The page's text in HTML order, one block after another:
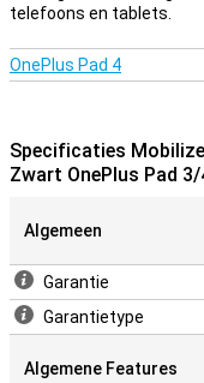
telefoons en tablets.
OnePlus Pad 4
Specificaties
Zwart OnePlus Pad
Algemeen
Garantie
Garantietype
Algemene Features